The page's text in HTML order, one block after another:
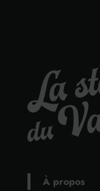
À propos